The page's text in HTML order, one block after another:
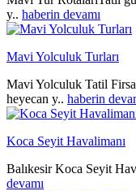
y.. haberin devamı
Mavi Yolculuk Turları
Mavi Yolculuk Tatil
heyecan y.. haberin
Koca Seyit Havalimanı
Balıkesir Koca Seyit
devamı